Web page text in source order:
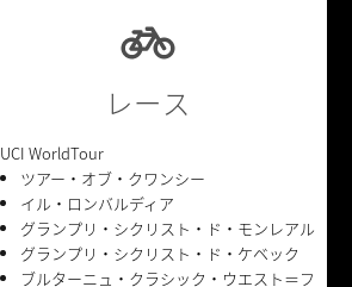
レース
UCI WorldTour
ツアー・オブ・クワンシー
イル・ロンバルディア
グランプリ・シクリスト・ド・モンレアル
グランプリ・シクリスト・ド・ケベック
ブルターニュ・クラシック・ウエスト＝フ